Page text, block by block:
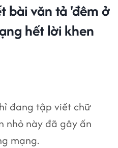
bài văn tả 'đêm ở
hết lời khen
đang tập viết chữ
nhỏ này đã gây ấn
mạng.